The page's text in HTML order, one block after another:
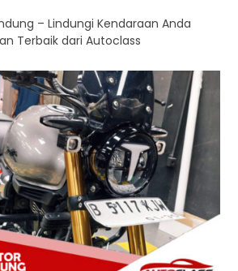
– Lindungi Kendaraan Anda
Terbaik dari Autoclass